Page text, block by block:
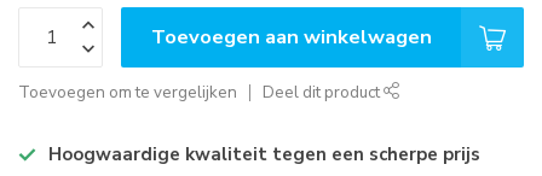
Toevoegen aan winkelwagen
Toevoegen om te vergelijken Deel dit product
Hoogwaardige kwaliteit tegen een scherpe prijs